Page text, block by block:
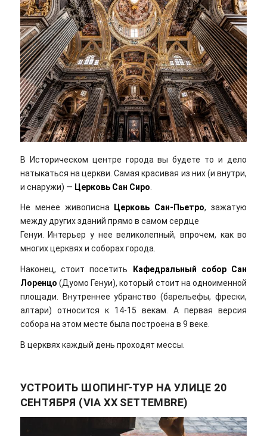
В Историческом центре города вы будете то и дело
натыкаться на церкви. Самая красивая из них (и внутри,
и снаружи) — Церковь Сан Сиро
Не менее живописна Церковь Сан-Пьетро, зажатую
между других зданий прямо в самом сердце
Генуи. Интерьер у нее великолепный, впрочем, как во
многих церквях и соборах города.
Наконец, стоит посетить
Кафедральный собор Сан
Лоренцо (Дуомо Генуи), который стоит на одноименной
площади. Внутреннее убранство (барельефы, фрески,
алтари) относится к 14-15 векам. А первая версия
собора на этом месте была построена в 9 веке.
В церквях каждый день проходят мессы.
УСТРОИТЬ ШОПИНГ-ТУР НА УЛИЦЕ 20
СЕНТЯБРЯ (VIA XX SETTEMBRE)